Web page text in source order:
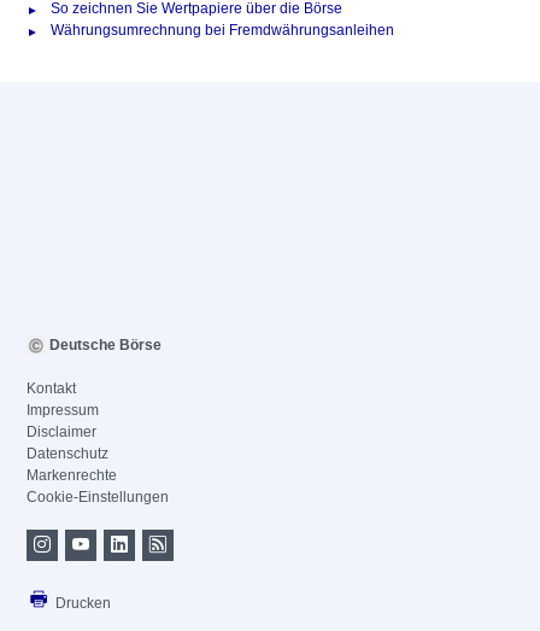
So zeichnen Sie Wertpapiere über die Börse
Währungsumrechnung bei Fremdwährungsanleihen
Deutsche Börse
Kontakt
Impressum
Disclaimer
Datenschutz
Markenrechte
Cookie-Einstellungen
Drucken